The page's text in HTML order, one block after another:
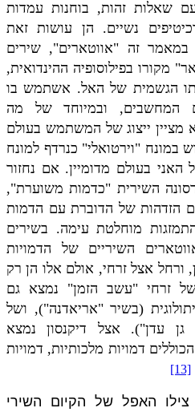
שאלות זהות, בוחנות עמדות
נשיים. הן עושות זאת
במאמר זה "אווטארים", שירים
מקורו בפילוסופיה ההינדואית,
הגשמית של האל. אשתמש בו
המחשבים, ובמיוחד של מה
מציין ייצוג של המשתמש בעולם
במונח "וירטואלי" כנרדף למונח
האני בעולם מדומיין. אם נחזור
השירית "כדמות משוערת",
הזדהות של הדוברת עם הדמות
מוחלטת עימה. בשירים
השיריים של הדמויות
ורחל אצל זרחי, אולם אלו הן רק
של זרחי "עשב הזמן" נמצא גם
(בשיר "אריאדנה"), ושל
עדן"). אצל דיקנסון נמצא
הכוללים דמויות מלכותיות, דמויות
[13]
האפל של הקיום השירי